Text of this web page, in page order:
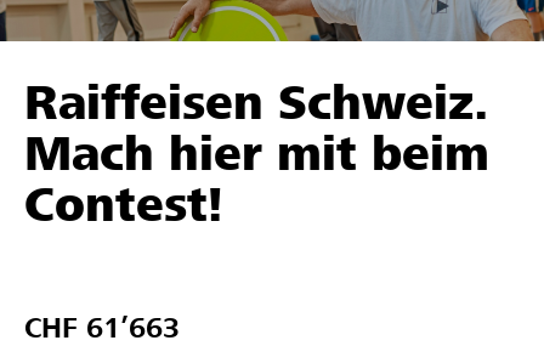
Unterstützen
Hilfe & Support
Projekte und Organisationen finden
Raiffeisen Schweiz.
Mach hier mit beim
Contest!
CHF 61’663